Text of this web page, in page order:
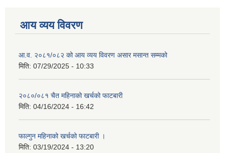
आय व्यय विवरण
आ.व. २०८१/०८२ को आय व्यय विवरण असार मसान्त सम्मको
मिति: 07/29/2025 - 10:33
२०८०/०८१ चैत महिनाको खर्चको फाटबारी
मिति: 04/16/2024 - 16:42
फाल्गुन महिनाको खर्चको फाटबारी ।
मिति: 03/19/2024 - 13:20